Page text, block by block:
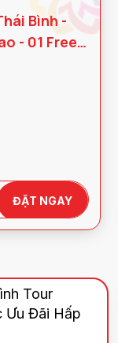
Bình -
- 01 Free
ĐẶT NGAY
Tour
Ưu Đãi Hấp